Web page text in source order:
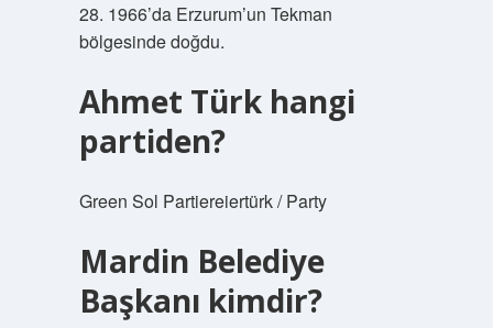
28. 1966’da Erzurum’un Tekman
bölgesinde doğdu.
Ahmet Türk hangi
partiden?
Green Sol Partiereiertürk / Party
Mardin Belediye
Başkanı kimdir?